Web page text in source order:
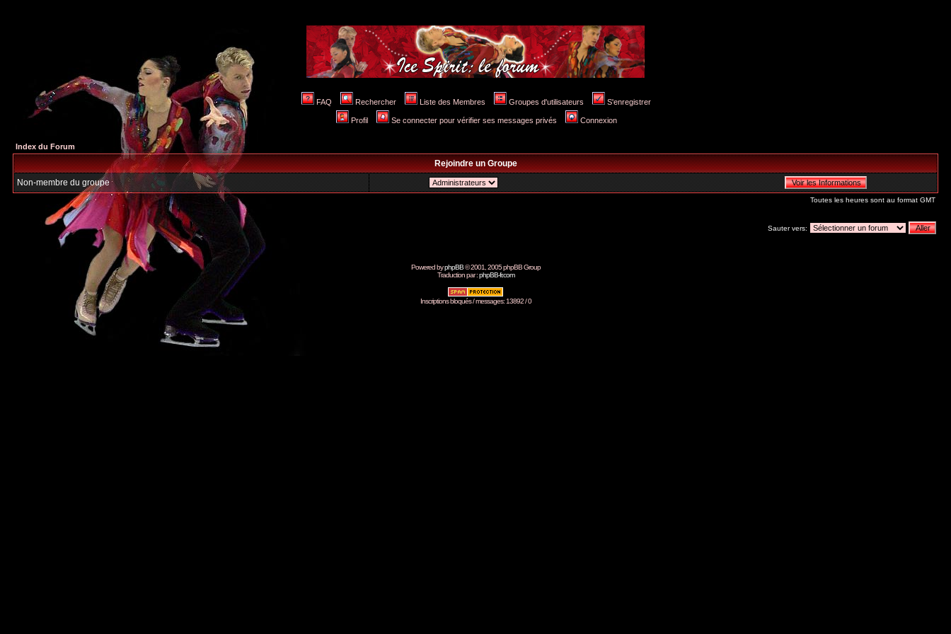
FAQ Rechercher Liste des Membres Groupes d'utilisateurs S'enregistrer
Profil Se connecter pour vérifier ses messages privés Connexion
Index du Forum
Rejoindre un Groupe
Non-membre du groupe
Toutes les heures sont au format GMT
Sauter vers:
Powered byphpBB© 2001, 2005 phpBB Group
Traduction par :phpBB-fr.com
Inscriptions bloqués / messages: 13892 / 0